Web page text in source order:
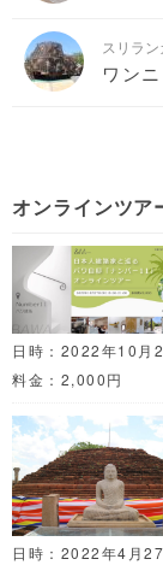
スリラ
ワンニ
オンラインツア
日時：2022年10月
料金：2,000円
日時：2022年4月